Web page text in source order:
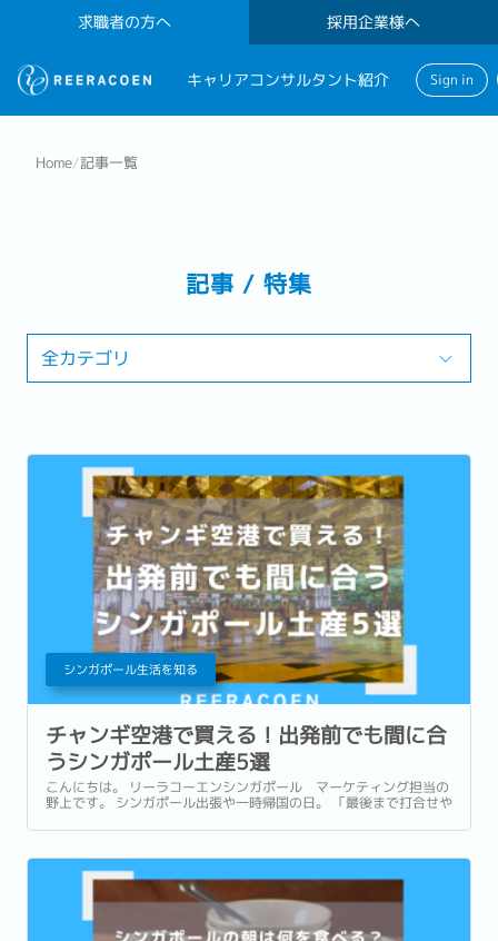
求職者の方へ 採用企業様へ
キャリアコンサルタント紹介 Sign in
Home/記事一覧
記事 / 特集
全カテゴリ
シンガポール生活を知る
チャンギ空港で買える！出発前でも間に合
うシンガポール土産5選
こんにちは。 リーラコーエンシンガポール マーケティング担当の
野上です。 シンガポール出張や一時帰国の日。 「最後まで打合せや
時帰国ギリギリまで予定が詰まっていてお土産が買えなかっ